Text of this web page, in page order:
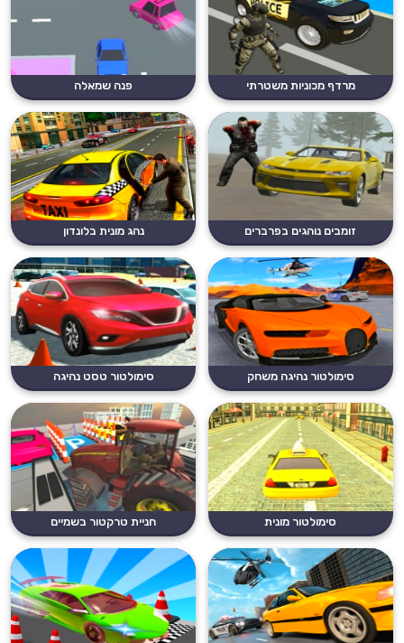
מרדף מכוניות משטרתי פנה שמאלה
זומבים נוהגים בפרברים נהג מונית בלונדון
סימולטור נהיגה משחק סימולטור טסט נהיגה
סימולטור מונית חניית טרקטור בשמיים